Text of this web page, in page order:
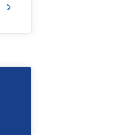
keyboard_arrow_right